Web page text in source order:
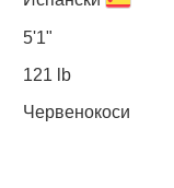
5'1"
121 lb
Червенокоси